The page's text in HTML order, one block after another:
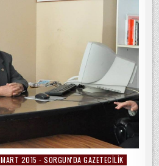
MART 2015 - SORGUN'DA GAZETECILIK